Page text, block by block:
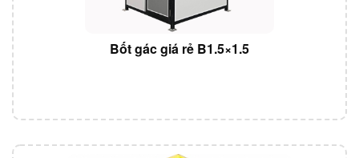
Bốt gác giá rẻ B1.5×1.5